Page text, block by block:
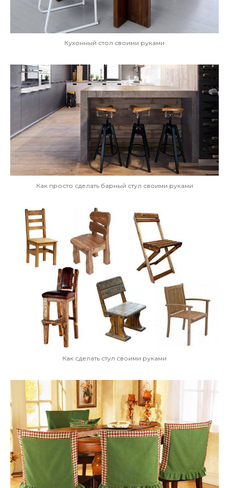
Кухонный стол своими руками
Как просто сделать барный стул своими руками
Как сделать стул своими руками